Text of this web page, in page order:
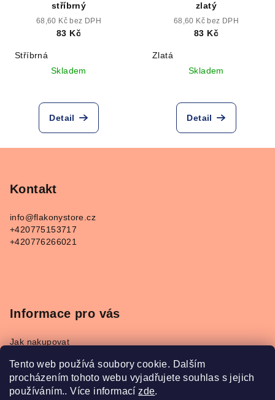
Tento web používá soubory cookie. Dalším
procházením tohoto webu vyjadřujete souhlas s jejich
používáním.. Více informacízde.
stříbrný
68,60 Kč bez DPH
83 Kč
Stříbrná
Skladem
Detail
zlatý
68,60 Kč bez DPH
83 Kč
Zlatá
Skladem
Detail
Kontakt
info@flakonystore.cz
+420775153717
+420776266021
Informace pro vás
Jak nakupovat
Podmínky ochrany osobních údajů
Napište nám